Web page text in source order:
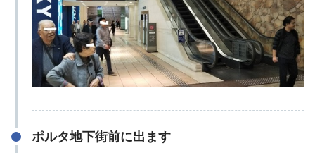
ポルタ地下街前に出ます